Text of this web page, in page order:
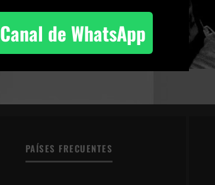
PAÍSES FRECUENTES
Canal de WhatsApp